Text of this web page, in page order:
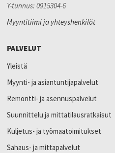
Y-tunnus: 0915304-6
Myyntitiimi ja yhteyshenkilöt
PALVELUT
Yleistä
Myynti- ja asiantuntijapalvelut
Remontti- ja asennuspalvelut
Suunnittelu ja mittatilausratkaisut
Kuljetus- ja työmaatoimitukset
Sahaus- ja mittapalvelut